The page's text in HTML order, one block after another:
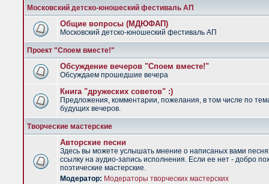
Московский детско-юношеский фестиваль АП
Общие вопросы (МДЮФАП)
Московский детско-юношеский фестиваль АП
Проект "Споем вместе!"
Обсуждение вечеров "Споем вместе!"
Обсуждаем прошедшие вечера
Книга "дружеских советов" :)
Предложения, комментарии, пожелания, в том числе по
будущих вечеров.
Творческие мастерские
Авторские песни
Здесь вы можете услышать мнение о написаных вами
ссылку на аудио-запись исполнения. Если ее нет - добро
поэтические мастерские.
Модератор: Модераторы творческих мастерских